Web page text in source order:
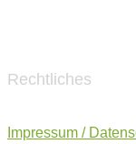
Rechtliches
Impressum /